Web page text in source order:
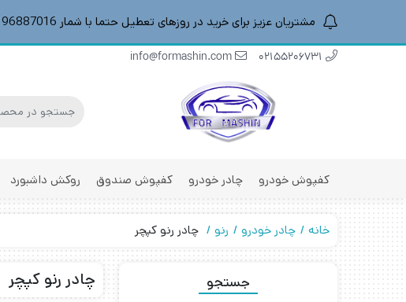
مشتریان عزیز برای خرید در روزهای تعطیل حتما با شمار 09196887016 هماهنگ کنید
کفپوش خودرو چادر خودرو کفپوش صندوق روکش داشبورد
خانه چادر خودرو رنو چادر رنو کپچر
چادر رنو کپچر جستجو